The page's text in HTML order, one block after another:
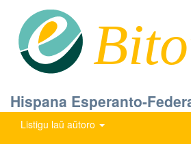
Hispana Esperanto-
Listigu laŭ aŭtoro